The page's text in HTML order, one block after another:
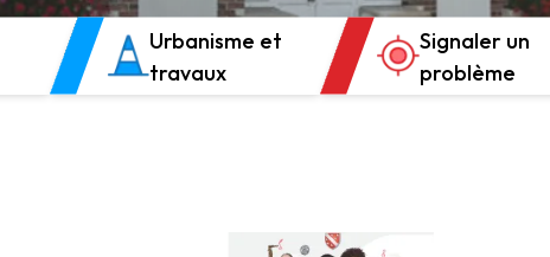
Urbanisme et
travaux
Signaler un
problème